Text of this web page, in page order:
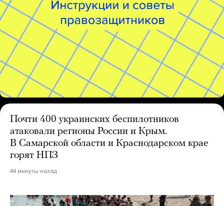
Почти 400 украинских беспилотников
атаковали регионы России и Крым.
В Самарской области и Краснодарском крае
горят НПЗ
44 минуты назад